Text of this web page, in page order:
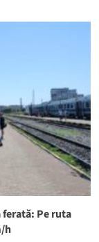
ferată: Pe ruta
h